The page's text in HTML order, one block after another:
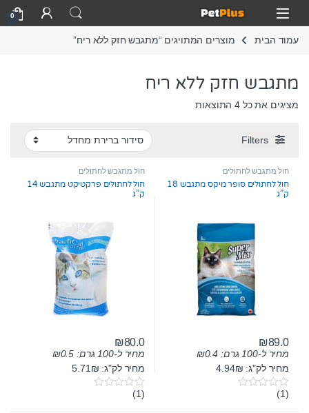
Skip to navigation
Skip to content
Open
0
עמוד הבית מוצרים המתויגים “מתגבש חזק ללא ריח”
מתגבש חזק ללא ריח
מציגים את כל ⁦4⁩ התוצאות
Filters
חול מתגבש לחתולים
חול לחתולים סופר מיקס מתגבש 18
ק”ג
₪89.0
מחיר ל-100 גרם: ₪0.4
מחיר לק"ג: 4.94₪
0(1)
חול מתגבש לחתולים
חול לחתולים פרקטיקט מתגבש 14
ק”ג
₪80.0
מחיר ל-100 גרם: ₪0.5
מחיר לק"ג: 5.71₪
0(1)